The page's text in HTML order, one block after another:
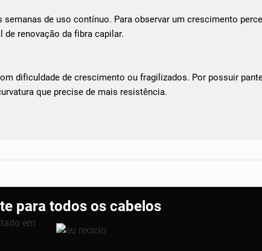
de uso contínuo. Para observar um crescimento
renovação da fibra capilar.
dificuldade de crescimento ou fragilizados. Por possuir
que precise de mais resistência.
para todos os cabelos